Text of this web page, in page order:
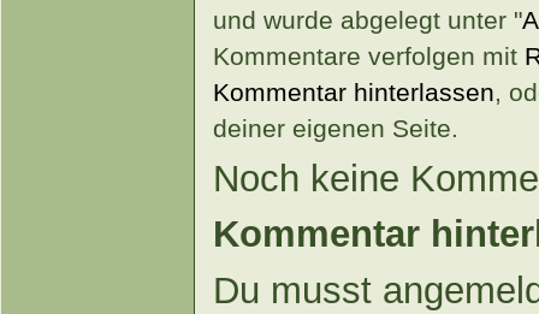
und wurde abgelegt unter "
Kommentare verfolgen mit
Kommentar hinterlassen,
deiner eigenen Seite.
Noch keine
Kommentar
Du musst